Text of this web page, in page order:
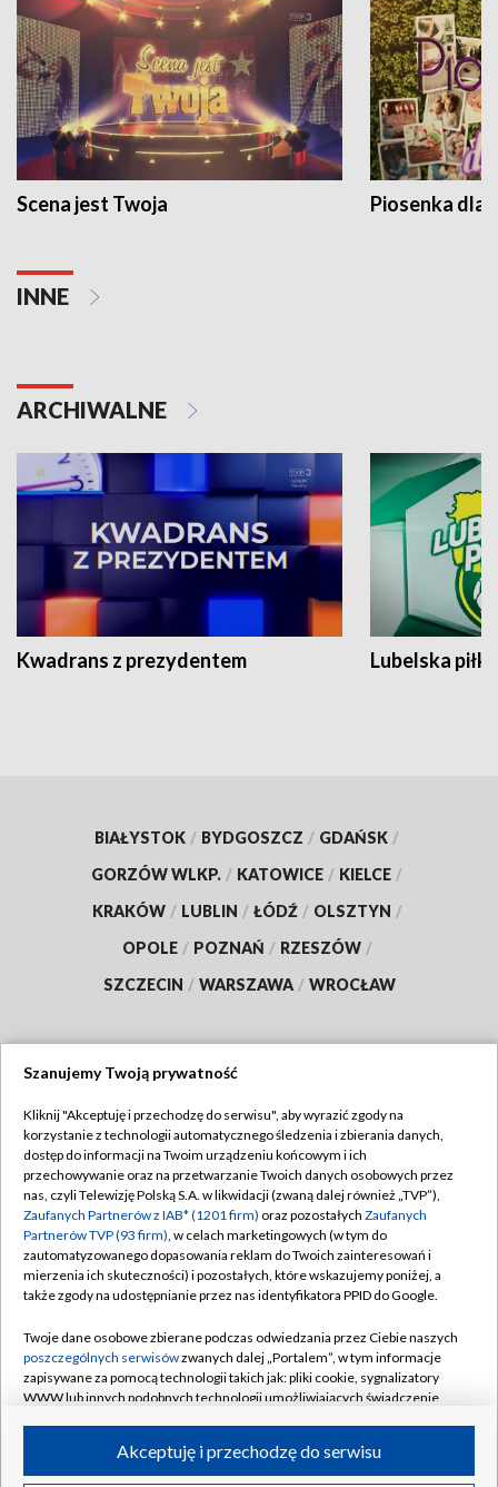
Scena jest Twoja Piosenka dla
INNE
ARCHIWALNE
Kwadrans z prezydentem Lubelska piłka
BIAŁYSTOK / BYDGOSZCZ / GDAŃSK /
GORZÓW WLKP. / KATOWICE / KIELCE /
KRAKÓW / LUBLIN / ŁÓDŹ / OLSZTYN /
OPOLE / POZNAŃ / RZESZÓW /
SZCZECIN / WARSZAWA / WROCŁAW
TVP
Abonament TVP
Emisja w TVP
Centrum informacji TVP
Naziemna Telewizja Cyfrowa
Rada Programowa
System NOS
Informacje o nadawcy
Program dla prasy
Regulamin TVP
Polityka prywatności
Moje zgody
Pomoc
Kontakt
Kanały
Szanujemy Twoją prywatność
Kliknij "Akceptuję i przechodzę do serwisu", aby wyrazić zgody na
korzystanie z technologii automatycznego śledzenia i zbierania danych,
dostęp do informacji na Twoim urządzeniu końcowym i ich
przechowywanie oraz na przetwarzanie Twoich danych osobowych przez
nas, czyli Telewizję Polską S.A. w likwidacji (zwaną dalej również „TVP”),
Zaufanych Partnerów z IAB* (1201 firm) oraz pozostałych Zaufanych
Partnerów TVP (93 firm), w celach marketingowych (w tym do
zautomatyzowanego dopasowania reklam do Twoich zainteresowań i
mierzenia ich skuteczności) i pozostałych, które wskazujemy poniżej, a
także zgody na udostępnianie przez nas identyfikatora PPID do Google.
Twoje dane osobowe zbierane podczas odwiedzania przez Ciebie naszych
poszczególnych serwisówzwanych dalej „Portalem”, w tym informacje
zapisywane za pomocą technologii takich jak: pliki cookie, sygnalizatory
WWW lub innych podobnych technologii umożliwiających świadczenie
ruchu w Internecie.Akceptuję i przechodzę do serwisu